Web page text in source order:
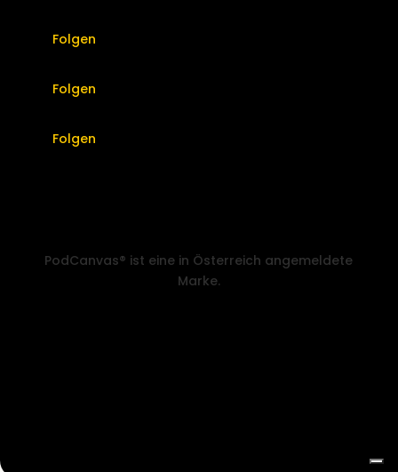
Folgen
Folgen
Folgen
PodCanvas® ist eine in Österreich angemeldete
Marke.